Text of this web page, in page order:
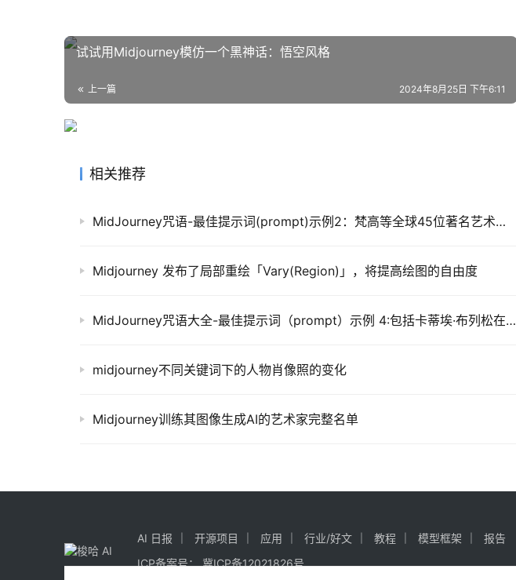
试试用Midjourney模仿一个黑神话：悟空风格
上一篇 2024年8月25日 下午6:11
相关推荐
MidJourney咒语-最佳提示词(prompt)示例2：梵高等全球45位著名艺术家风格
Midjourney 发布了局部重绘「Vary(Region)」，将提高绘图的自由度
MidJourney咒语大全-最佳提示词（prompt）示例 4:包括卡蒂埃·布列松在内的25位摄影师风格
midjourney不同关键词下的人物肖像照的变化
Midjourney训练其图像生成AI的艺术家完整名单
AI 日报 开源项目 应用 行业/好文 教程 模型框架
报告
ICP备案号：冀ICP备12021826号